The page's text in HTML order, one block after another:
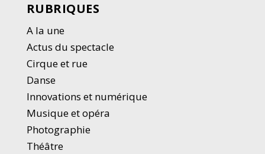
RUBRIQUES
A la une
Actus du spectacle
Cirque et rue
Danse
Innovations et numérique
Musique et opéra
Photographie
Théâtre